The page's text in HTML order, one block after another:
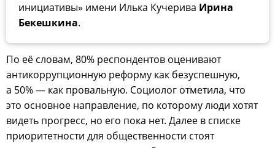
инициативы» имени Илька Кучерива Ирина
Бекешкина.
По её словам, 80% респондентов оценивают
антикоррупционную реформу как безуспешную,
а 50% — как провальную. Социолог отметила, что
это основное направление, по которому люди хотят
видеть прогресс, но его пока нет. Далее в списке
приоритетности для общественности стоят